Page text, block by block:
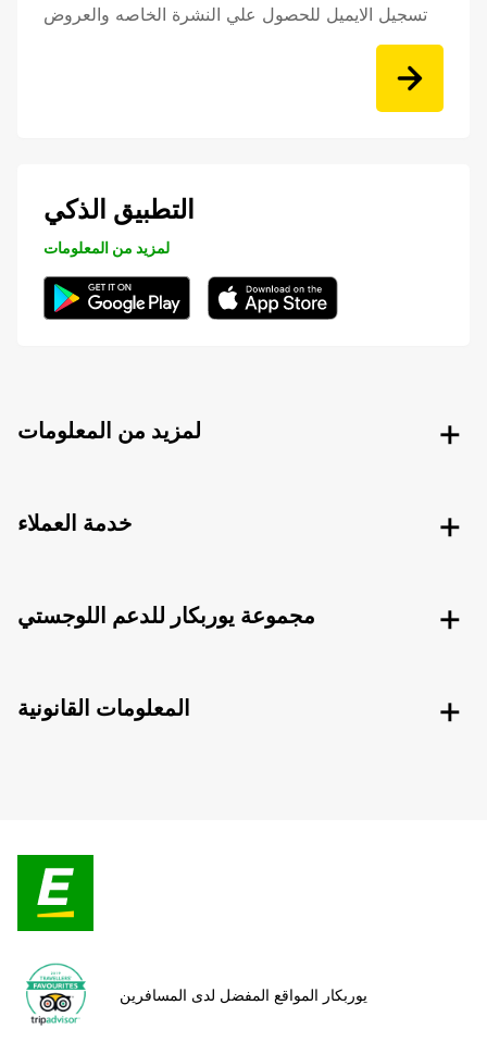
تسجيل الايميل للحصول علي النشرة الخاصه والعروض
التطبيق الذكي
لمزيد من المعلومات
لمزيد من المعلومات
خدمة العملاء
مجموعة يوربكار للدعم اللوجستي
المعلومات القانونية
يوربكار المواقع المفضل لدى المسافرين